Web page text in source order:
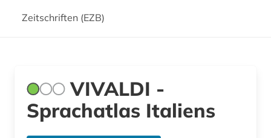
Zeitschriften (EZB)
VIVALDI -
Sprachatlas Italiens